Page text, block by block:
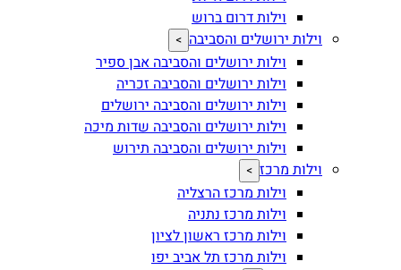
וילות דרום ברוש
וילות ירושלים והסביבה >
וילות ירושלים והסביבה אבן ספיר
וילות ירושלים והסביבה זכריה
וילות ירושלים והסביבה ירושלים
וילות ירושלים והסביבה שדות מיכה
וילות ירושלים והסביבה תירוש
וילות מרכז >
וילות מרכז הרצליה
וילות מרכז נתניה
וילות מרכז ראשון לציון
וילות מרכז תל אביב יפו